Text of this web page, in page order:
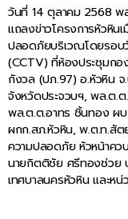
วันที่ 14 ตุลาคม 2568 พ
แถลงข่าวโครงการหัวหิน
ปลอดภัยบริเวณโดยรอบ
(CCTV) ที่ห้องประชุมกอ
กังวล (ปภ.97) อ.หัวหิน จ
จังหวัดประจวบฯ, พล.ต.
พล.ต.ต.อาทร ชิ้นทอง ผ
ผกก.สภ.หัวหิน, พ.ต.ท.สัต
ความปลอดภัย หัวหน้าค
นายกิตติชัย ศรีทองช่วย
เทศบาลนครหัวหิน และห